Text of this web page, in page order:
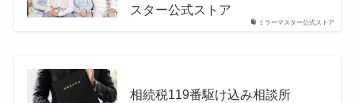
ミラーマスター公式ストア
スター公式ストア
相続税119番駆け込み相談所